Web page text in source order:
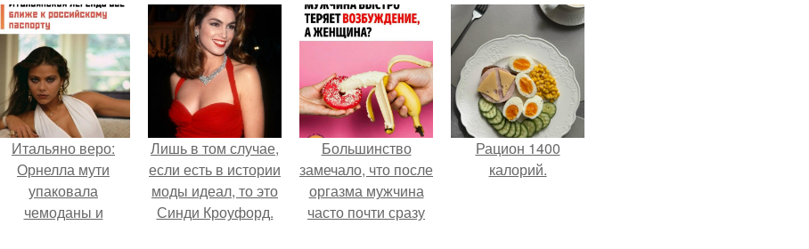
Курсов".
Итальяно веро:
Орнелла мути
упаковала
чемоданы и
Лишь в том случае,
если есть в истории
моды идеал, то это
Синди Кроуфорд.
Большинство
замечало, что после
оргазма мужчина
часто почти сразу
Рацион 1400
калорий.